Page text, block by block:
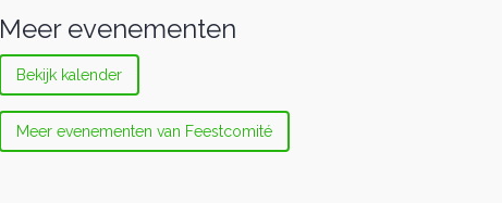
Meer evenementen
Bekijk kalender
Meer evenementen van Feestcomité